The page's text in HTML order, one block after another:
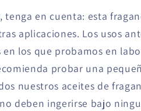
tenga en cuenta: esta
aplicaciones. Los usos
los que probamos en
probar una
nuestros aceites de
deben ingerirse bajo